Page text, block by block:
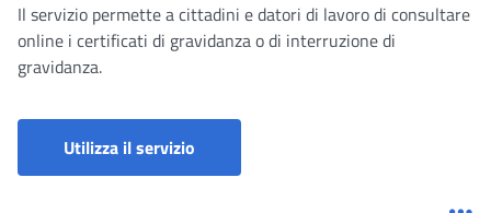
Il servizio permette a cittadini e datori di lavoro di consultare
online i certificati di gravidanza o di interruzione di
gravidanza.
Utilizza il servizio